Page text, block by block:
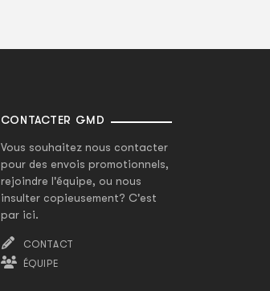
CONTACTER GMD
Vous souhaitez nous contacter
pour des envois promotionnels,
rejoindre l'équipe, ou nous
insulter copieusement? C'est
par ici.
CONTACT
ÉQUIPE